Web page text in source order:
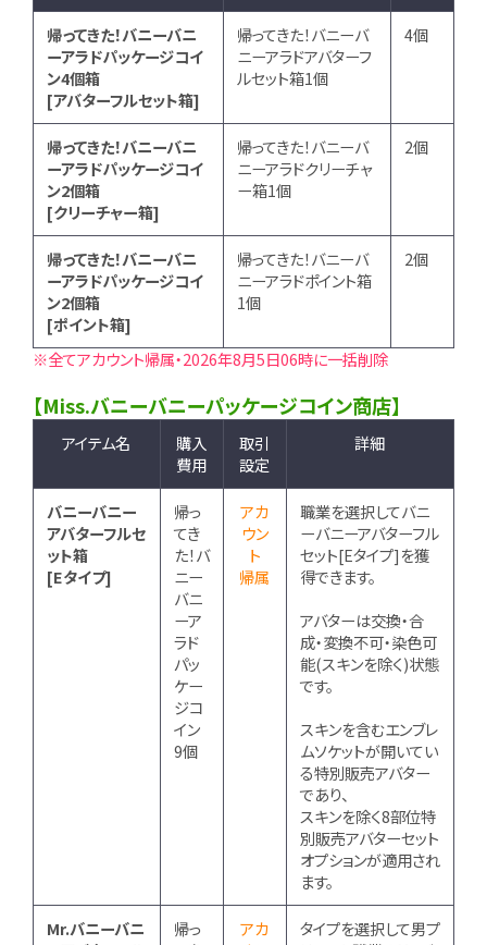
帰ってきた！バニーバニ
ーアラドパッケージコイ
ン4個箱
[アバターフルセット箱]
帰ってきた！バニーバ
ニーアラドアバターフ
ルセット箱1個
4個
帰ってきた！バニーバニ
ーアラドパッケージコイ
ン2個箱
[クリーチャー箱]
帰ってきた！バニーバ
ニーアラドクリーチャ
ー箱1個
2個
帰ってきた！バニーバニ
ーアラドパッケージコイ
ン2個箱
[ポイント箱]
帰ってきた！バニーバ
ニーアラドポイント箱
1個
2個
※全てアカウント帰属・2026年8月5日06時に一括削除
【Miss.バニーバニーパッケージコイン商店】
アイテム名
購入
費用
取引
設定
詳細
バニーバニー
アバターフルセ
ット箱
[Eタイプ]
帰っ
てき
た！バ
ニー
バニ
ーア
ラド
パッ
ケー
ジコ
イン
9個
アカ
ウン
ト
帰属
職業を選択してバニ
ーバニーアバターフル
セット[Eタイプ]を獲
得できます。
アバターは交換・合
成・変換不可・染色可
能(スキンを除く)状態
です。
スキンを含むエンブレ
ムソケットが開いてい
る特別販売アバター
であり、
スキンを除く8部位特
別販売アバターセット
オプションが適用され
ます。
Mr.バニーバニ
帰っ
アカ
タイプを選択して男プ